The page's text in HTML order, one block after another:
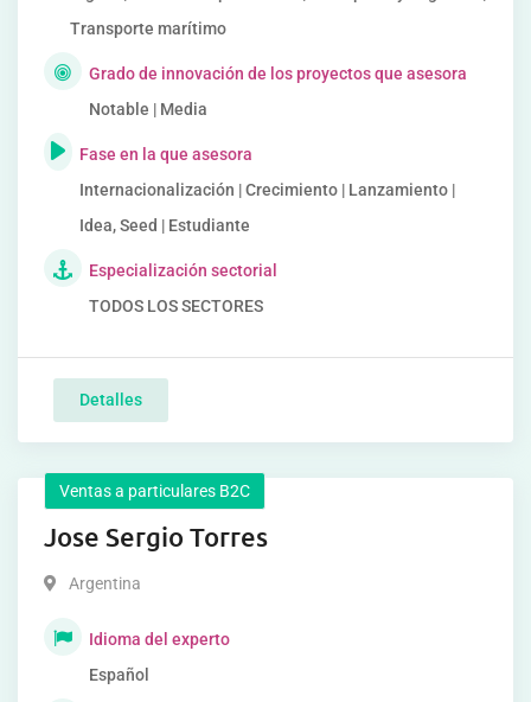
Transporte marítimo
Grado de innovación de los proyectos que asesora
Notable | Media
Fase en la que asesora
Internacionalización | Crecimiento | Lanzamiento |
Idea, Seed | Estudiante
Especialización sectorial
TODOS LOS SECTORES
Detalles
Ventas a particulares B2C
Jose Sergio Torres
Argentina
Idioma del experto
Español